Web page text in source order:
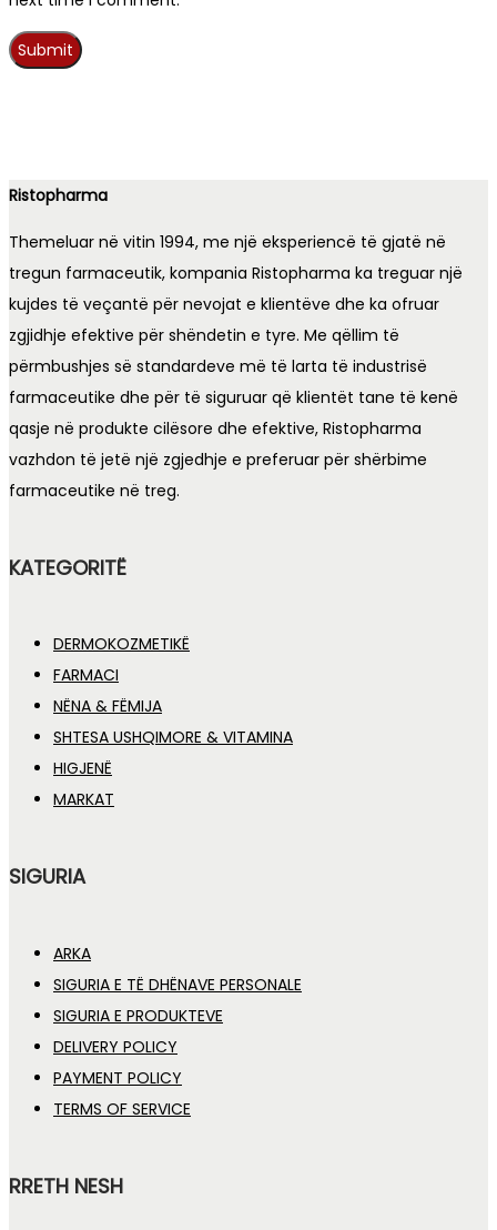
Ristopharma
Themeluar në vitin 1994, me një eksperiencë të gjatë në
tregun farmaceutik, kompania Ristopharma ka treguar një
kujdes të veçantë për nevojat e klientëve dhe ka ofruar
zgjidhje efektive për shëndetin e tyre. Me qëllim të
përmbushjes së standardeve më të larta të industrisë
farmaceutike dhe për të siguruar që klientët tane të kenë
qasje në produkte cilësore dhe efektive, Ristopharma
vazhdon të jetë një zgjedhje e preferuar për shërbime
farmaceutike në treg.
KATEGORITË
DERMOKOZMETIKË
FARMACI
NËNA & FËMIJA
SHTESA USHQIMORE & VITAMINA
HIGJENË
MARKAT
SIGURIA
ARKA
SIGURIA E TË DHËNAVE PERSONALE
SIGURIA E PRODUKTEVE
DELIVERY POLICY
PAYMENT POLICY
TERMS OF SERVICE
RRETH NESH